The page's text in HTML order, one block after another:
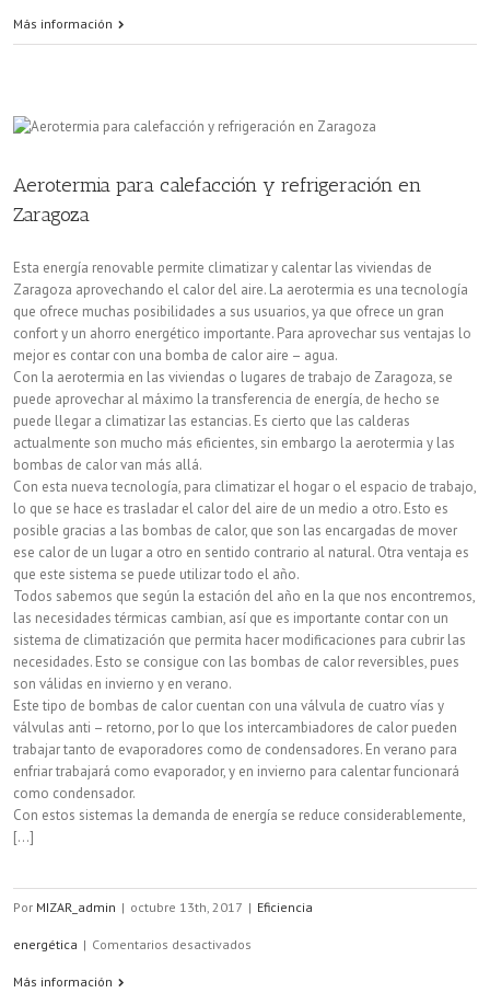
están
del
planeta
Más información
Aerotermia para calefacción y refrigeración en
Zaragoza
Esta energía renovable permite climatizar y calentar las viviendas de
Zaragoza aprovechando el calor del aire. La aerotermia es una tecnología
que ofrece muchas posibilidades a sus usuarios, ya que ofrece un gran
confort y un ahorro energético importante. Para aprovechar sus ventajas lo
mejor es contar con una bomba de calor aire – agua.
Con la aerotermia en las viviendas o lugares de trabajo de Zaragoza, se
puede aprovechar al máximo la transferencia de energía, de hecho se
puede llegar a climatizar las estancias. Es cierto que las calderas
actualmente son mucho más eficientes, sin embargo la aerotermia y las
bombas de calor van más allá.
Con esta nueva tecnología, para climatizar el hogar o el espacio de trabajo,
lo que se hace es trasladar el calor del aire de un medio a otro. Esto es
posible gracias a las bombas de calor, que son las encargadas de mover
ese calor de un lugar a otro en sentido contrario al natural. Otra ventaja es
que este sistema se puede utilizar todo el año.
Todos sabemos que según la estación del año en la que nos encontremos,
las necesidades térmicas cambian, así que es importante contar con un
sistema de climatización que permita hacer modificaciones para cubrir las
necesidades. Esto se consigue con las bombas de calor reversibles, pues
son válidas en invierno y en verano.
Este tipo de bombas de calor cuentan con una válvula de cuatro vías y
válvulas anti – retorno, por lo que los intercambiadores de calor pueden
trabajar tanto de evaporadores como de condensadores. En verano para
enfriar trabajará como evaporador, y en invierno para calentar funcionará
como condensador.
Con estos sistemas la demanda de energía se reduce considerablemente,
[...]
Por MIZAR_admin | octubre 13th, 2017 | Eficiencia
energética | Comentarios desactivados
Más información